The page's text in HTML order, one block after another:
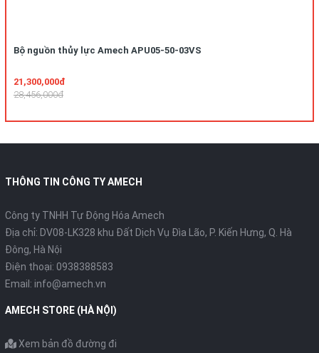
Bộ nguồn thủy lực Amech APU05-50-03VS
21,300,000đ
28,456,000đ
THÔNG TIN CÔNG TY AMECH
Công ty TNHH Tự Động Hóa Amech
Địa chỉ: DV08-LK328 khu Đất Dịch Vụ Đìa Lão, P. Kiến Hưng, Q. Hà
Đông, Hà Nội
Điện thoại: 0938388583
Email: info@amech.vn
AMECH STORE (HÀ NỘI)
Xem bản đồ đường đi